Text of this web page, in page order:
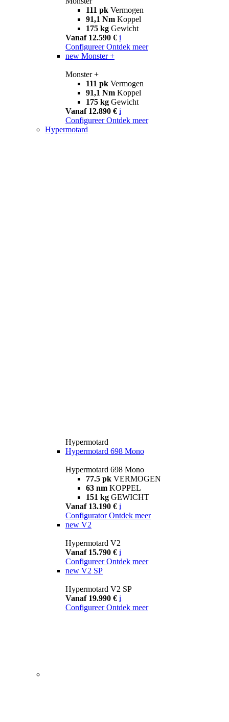
111 pk Vermogen
91,1 Nm Koppel
175 kg Gewicht
Vanaf 12.590 € i
Configureer Ontdek meer
new Monster +
Monster +
111 pk Vermogen
91,1 Nm Koppel
175 kg Gewicht
Vanaf 12.890 € i
Configureer Ontdek meer
Hypermotard
Hypermotard
Hypermotard 698 Mono
Hypermotard 698 Mono
77.5 pk VERMOGEN
63 nm KOPPEL
151 kg GEWICHT
Vanaf 13.190 € i
Configurator Ontdek meer
new V2
Hypermotard V2
Vanaf 15.790 € i
Configureer Ontdek meer
new V2 SP
Hypermotard V2 SP
Vanaf 19.990 € i
Configureer Ontdek meer